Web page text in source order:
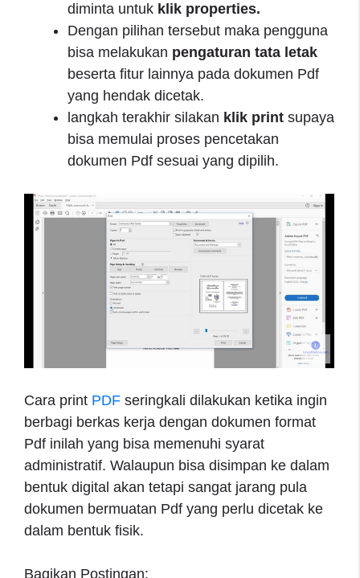
diminta untuk klik properties.
Dengan pilihan tersebut maka pengguna
bisa melakukan pengaturan tata letak
beserta fitur lainnya pada dokumen Pdf
yang hendak dicetak.
langkah terakhir silakan klik print supaya
bisa memulai proses pencetakan
dokumen Pdf sesuai yang dipilih.
Cara print PDF seringkali dilakukan ketika ingin
berbagi berkas kerja dengan dokumen format
Pdf inilah yang bisa memenuhi syarat
administratif. Walaupun bisa disimpan ke dalam
bentuk digital akan tetapi sangat jarang pula
dokumen bermuatan Pdf yang perlu dicetak ke
dalam bentuk fisik.
Bagikan Postingan: